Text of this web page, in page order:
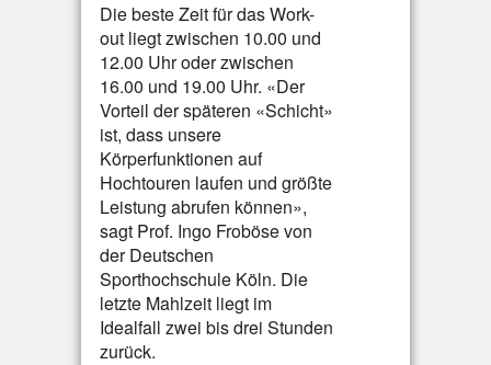
Die beste Zeit für das Work-
out liegt zwischen 10.00 und
12.00 Uhr oder zwischen
16.00 und 19.00 Uhr. «Der
Vorteil der späteren «Schicht»
ist, dass unsere
Körperfunktionen auf
Hochtouren laufen und größte
Leistung abrufen können»,
sagt Prof. Ingo Froböse von
der Deutschen
Sporthochschule Köln. Die
letzte Mahlzeit liegt im
Idealfall zwei bis drei Stunden
zurück.